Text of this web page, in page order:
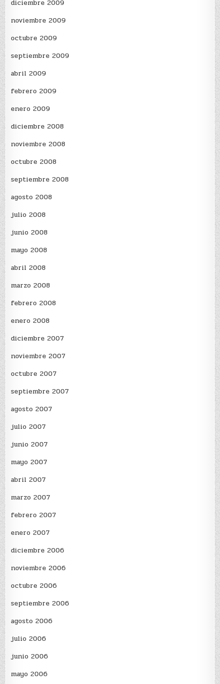
diciembre 2009
noviembre 2009
octubre 2009
septiembre 2009
abril 2009
febrero 2009
enero 2009
diciembre 2008
noviembre 2008
octubre 2008
septiembre 2008
agosto 2008
julio 2008
junio 2008
mayo 2008
abril 2008
marzo 2008
febrero 2008
enero 2008
diciembre 2007
noviembre 2007
octubre 2007
septiembre 2007
agosto 2007
julio 2007
junio 2007
mayo 2007
abril 2007
marzo 2007
febrero 2007
enero 2007
diciembre 2006
noviembre 2006
octubre 2006
septiembre 2006
agosto 2006
julio 2006
junio 2006
mayo 2006